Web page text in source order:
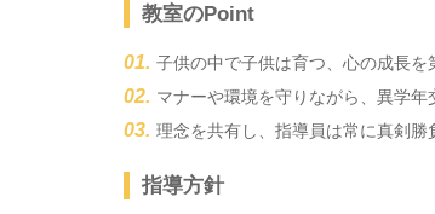
教室のPoint
子供の中で子供は育つ、心の成長を
マナーや環境を守りながら、異学
理念を共有し、指導員は常に真剣勝
指導方針